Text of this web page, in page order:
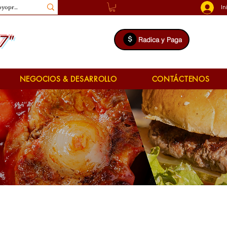
Radica y Paga
NEGOCIOS & DESARROLLO CONTÁCTENOS